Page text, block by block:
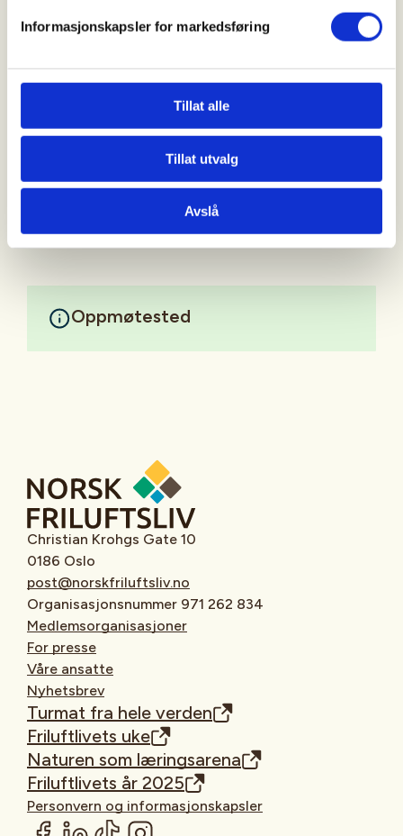
Informasjonskapsler for markedsføring
Tillat alle
Tillat utvalg
Avslå
Ved samkøyring betalar passasjerane kr 50 til
Oppmøtested
Christian Krohgs Gate 10
0186 Oslo
post@norskfriluftsliv.no
Organisasjonsnummer 971 262 834
Medlemsorganisasjoner
For presse
Våre ansatte
Nyhetsbrev
Turmat fra hele verden
Friluftlivets uke
Naturen som læringsarena
Friluftlivets år 2025
Personvern og informasjonskapsler